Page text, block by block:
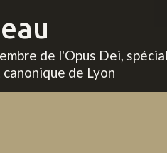
de l'Opus Dei,
de Lyon